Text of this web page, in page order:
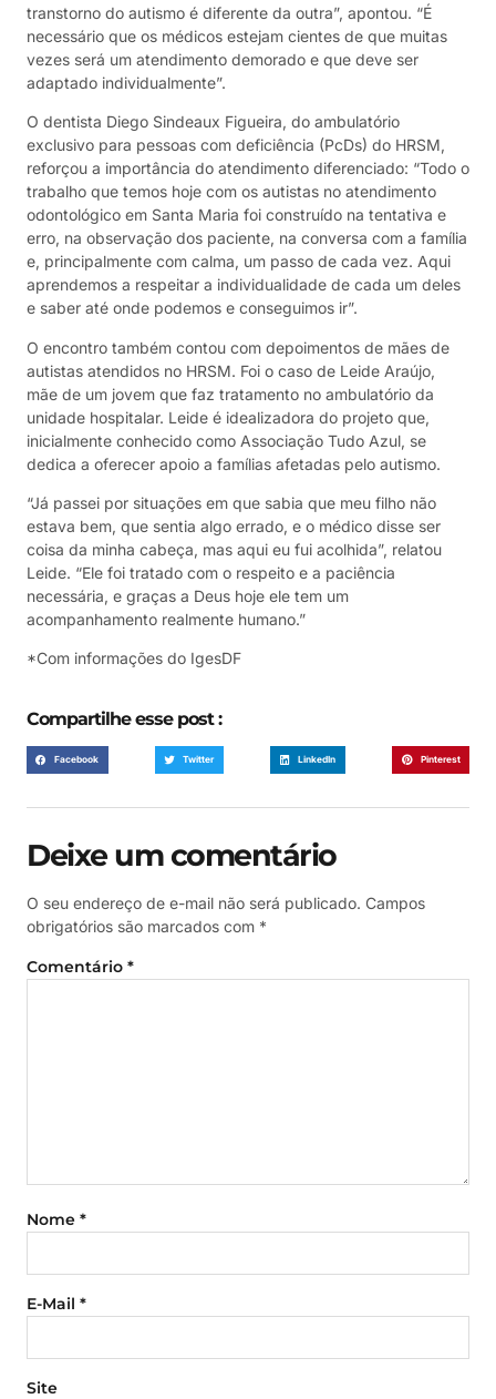
transtorno do autismo é diferente da outra”, apontou. “É
necessário que os médicos estejam cientes de que muitas
vezes será um atendimento demorado e que deve ser
adaptado individualmente”.
O dentista Diego Sindeaux Figueira, do ambulatório
exclusivo para pessoas com deficiência (PcDs) do HRSM,
reforçou a importância do atendimento diferenciado: “Todo o
trabalho que temos hoje com os autistas no atendimento
odontológico em Santa Maria foi construído na tentativa e
erro, na observação dos paciente, na conversa com a família
e, principalmente com calma, um passo de cada vez. Aqui
aprendemos a respeitar a individualidade de cada um deles
e saber até onde podemos e conseguimos ir”.
O encontro também contou com depoimentos de mães de
autistas atendidos no HRSM. Foi o caso de Leide Araújo,
mãe de um jovem que faz tratamento no ambulatório da
unidade hospitalar. Leide é idealizadora do projeto que,
inicialmente conhecido como Associação Tudo Azul, se
dedica a oferecer apoio a famílias afetadas pelo autismo.
“Já passei por situações em que sabia que meu filho não
estava bem, que sentia algo errado, e o médico disse ser
coisa da minha cabeça, mas aqui eu fui acolhida”, relatou
Leide. “Ele foi tratado com o respeito e a paciência
necessária, e graças a Deus hoje ele tem um
acompanhamento realmente humano.”
*Com informações do IgesDF
Compartilhe esse post :
Facebook Twitter LinkedIn Pinterest
Deixe um comentário
O seu endereço de e-mail não será publicado. Campos
obrigatórios são marcados com *
Comentário *
Nome *
E-Mail *
Site